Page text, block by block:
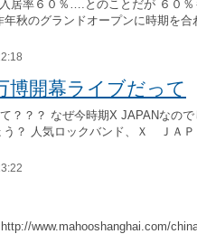
居率６０％….とのことだが ６０
秋のグランドオープンに時期を
博開幕ライブだって
？？？ なぜ今時期X JAPANなの
？ 人気ロックバンド、Ｘ ＪＡ
www.mahooshanghai.com/